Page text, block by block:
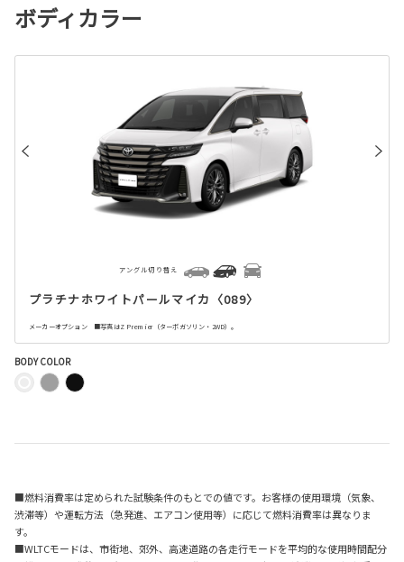
ボディカラー
プラチナホワイトパールマイカ〈089〉
メーカーオプション ■写真はZ Premier（ターボガソリン・2WD）。
アングル切り替え
BODY COLOR
■燃料消費率は定められた試験条件のもとでの値です。お客様の使用環境（気象、
渋滞等）や運転方法（急発進、エアコン使用等）に応じて燃料消費率は異なりま
す。
■WLTCモードは、市街地、郊外、高速道路の各走行モードを平均的な使用時間配分